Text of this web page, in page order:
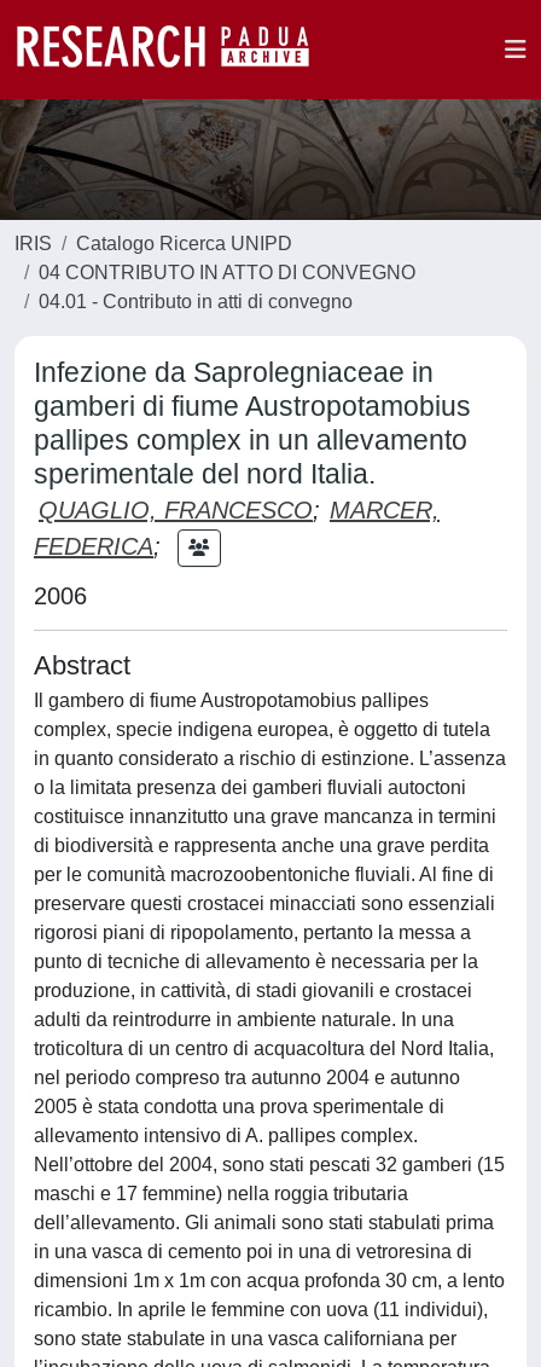
IRIS
Catalogo Ricerca UNIPD
04 CONTRIBUTO IN ATTO DI CONVEGNO
04.01 - Contributo in atti di convegno
Infezione da Saprolegniaceae in
gamberi di fiume Austropotamobius
pallipes complex in un allevamento
sperimentale del nord Italia.
QUAGLIO, FRANCESCO; MARCER,
FEDERICA;
2006
Abstract
Il gambero di fiume Austropotamobius pallipes
complex, specie indigena europea, è oggetto di tutela
in quanto considerato a rischio di estinzione. L’assenza
o la limitata presenza dei gamberi fluviali autoctoni
costituisce innanzitutto una grave mancanza in termini
di biodiversità e rappresenta anche una grave perdita
per le comunità macrozoobentoniche fluviali. Al fine di
preservare questi crostacei minacciati sono essenziali
rigorosi piani di ripopolamento, pertanto la messa a
punto di tecniche di allevamento è necessaria per la
produzione, in cattività, di stadi giovanili e crostacei
adulti da reintrodurre in ambiente naturale. In una
troticoltura di un centro di acquacoltura del Nord Italia,
nel periodo compreso tra autunno 2004 e autunno
2005 è stata condotta una prova sperimentale di
allevamento intensivo di A. pallipes complex.
Nell’ottobre del 2004, sono stati pescati 32 gamberi (15
maschi e 17 femmine) nella roggia tributaria
dell’allevamento. Gli animali sono stati stabulati prima
in una vasca di cemento poi in una di vetroresina di
dimensioni 1m x 1m con acqua profonda 30 cm, a lento
ricambio. In aprile le femmine con uova (11 individui),
sono state stabulate in una vasca californiana per